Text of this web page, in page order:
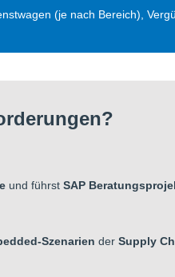
(je nach Bereich),
und führst SAP
Szenarien der Supply